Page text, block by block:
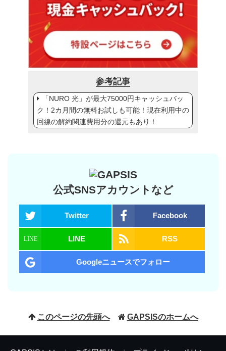
参考記事
「NURO 光」が最大75000円キャッシュバッ
ク！2カ月間の無料お試しも可能！現在利用中の
回線の解約関連費用分の還元もあり！
公式SNSアカウントなど
Twitter Facebook
LINE RSS
Googleニュースでフォロー
このページの先頭へ GAPSISのホームへ